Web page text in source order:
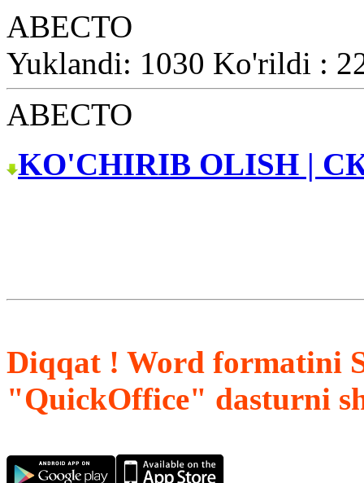
АВЕСТО
Yuklandi: 1030 Ko'rildi :
АВЕСТО
KO'CHIRIB OLISH |
Diqqat ! Word formatini
"QuickOffice" dasturni